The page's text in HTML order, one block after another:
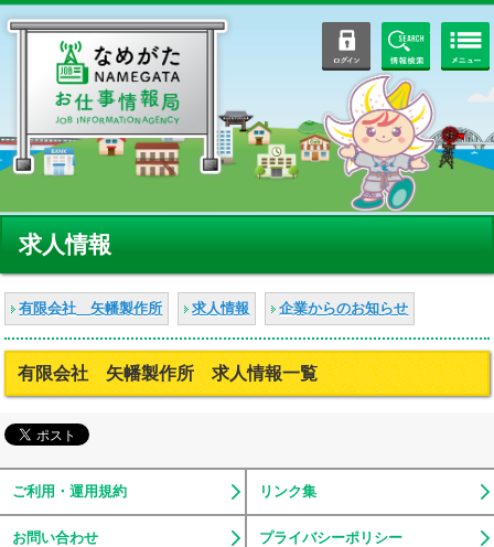
ログイン 情報検索
求人情報
有限会社 矢幡製作所 求人情報 企業からのお知らせ
有限会社 矢幡製作所 求人情報一覧
ご利用・運用規約 リンク集
お問い合わせ プライバシーポリシー